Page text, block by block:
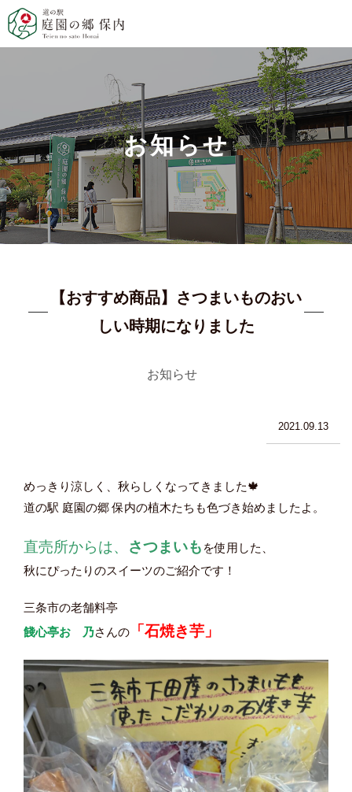
お知らせ
【おすすめ商品】さつまいものおい
しい時期になりました
お知らせ
2021.09.13
めっきり涼しく、秋らしくなってきました🍁
道の駅 庭園の郷 保内の植木たちも色づき始めましたよ。
直売所からは、 さつまいも を使用した、
秋にぴったりのスイーツのご紹介です！
三条市の老舗料亭
餞心亭おゝ乃さんの 「石焼き芋」